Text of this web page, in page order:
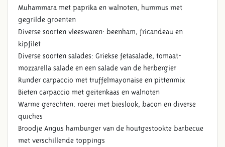
Muhammara met paprika en walnoten, hummus met
gegrilde groenten
Diverse soorten vleeswaren: beenham, fricandeau en
kipfilet
Diverse soorten salades: Griekse fetasalade, tomaat-
mozzarella salade en een salade van de herbergier
Runder carpaccio met truffelmayonaise en pittenmix
Bieten carpaccio met geitenkaas en walnoten
Warme gerechten: roerei met bieslook, bacon en diverse
quiches
Broodje Angus hamburger van de houtgestookte barbecue
met verschillende toppings